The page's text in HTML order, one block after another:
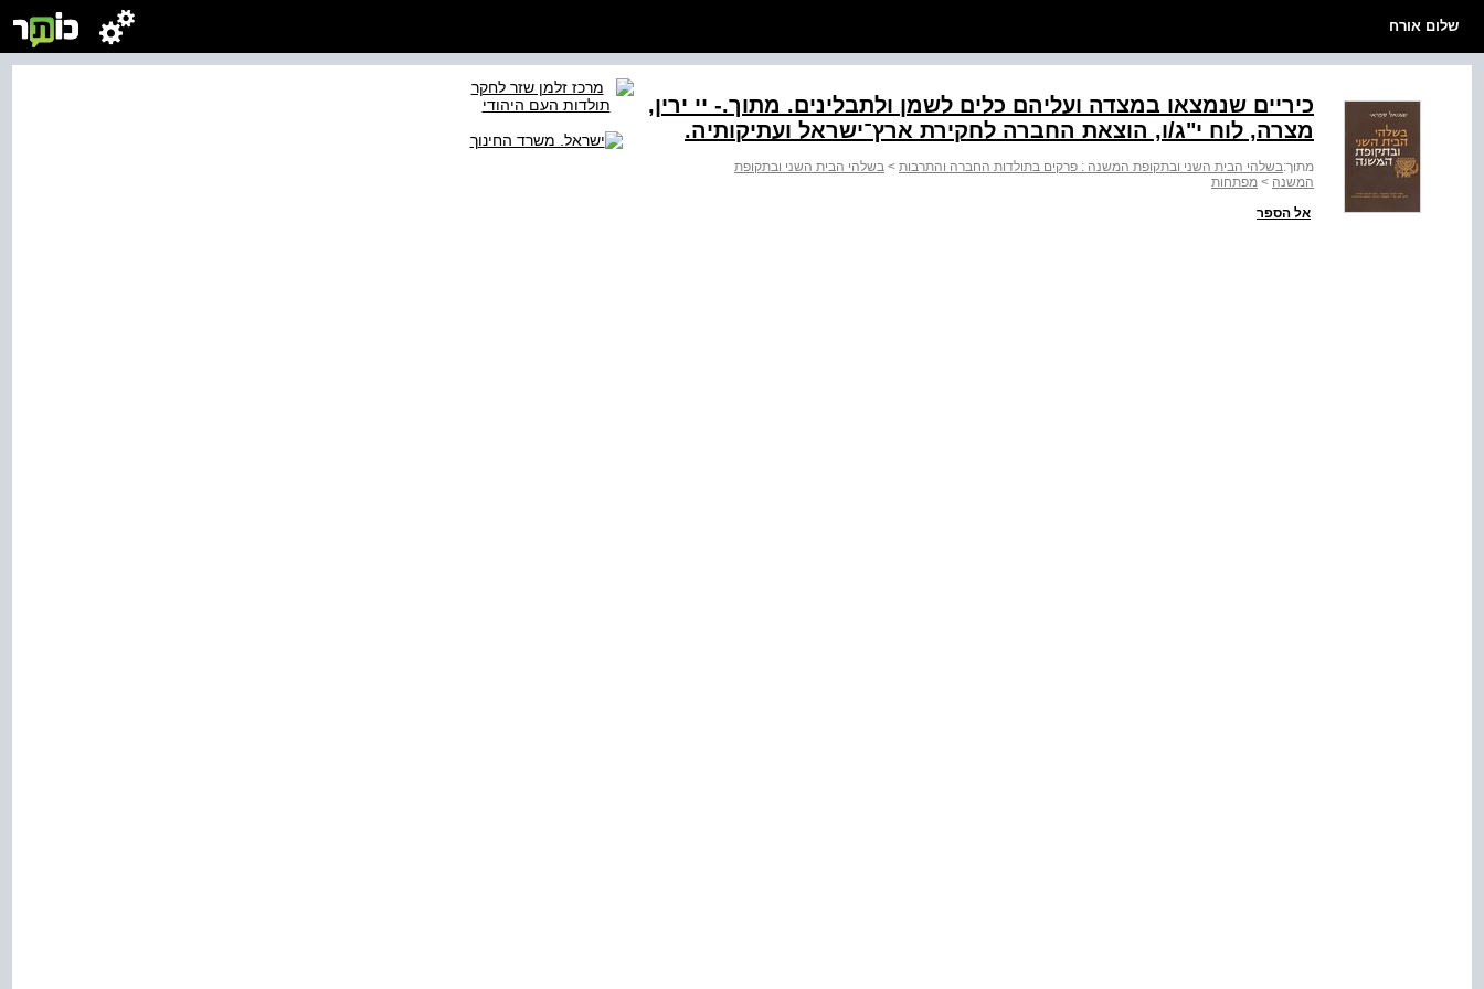
שלום אורח
כיריים שנמצאו במצדה ועליהם כלים לשמן ולתבלינים. מתוך‭-.‬ יי ירין,
מצרה, לוח י"ג/ו, הוצאת החברה לחקירת ארץ־ישראל ועתיקותיה.
מתוך:בשלהי הבית השני ובתקופת המשנה : פרקים בתולדות החברה והתרבות > בשלהי הבית השני ובתקופת
המשנה > מפתחות
אל הספר